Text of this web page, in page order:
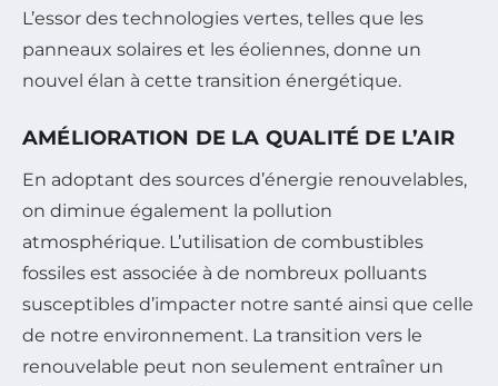
L’essor des technologies vertes, telles que les
panneaux solaires et les éoliennes, donne un
nouvel élan à cette transition énergétique.
AMÉLIORATION DE LA QUALITÉ DE L’AIR
En adoptant des sources d’énergie renouvelables,
on diminue également la pollution
atmosphérique. L’utilisation de combustibles
fossiles est associée à de nombreux polluants
susceptibles d’impacter notre santé ainsi que celle
de notre environnement. La transition vers le
renouvelable peut non seulement entraîner un